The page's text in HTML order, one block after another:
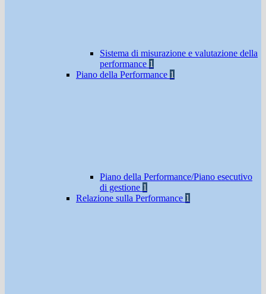
Sistema di misurazione e valutazione della
performance 1
Piano della Performance 1
Piano della Performance/Piano esecutivo
di gestione 1
Relazione sulla Performance 1